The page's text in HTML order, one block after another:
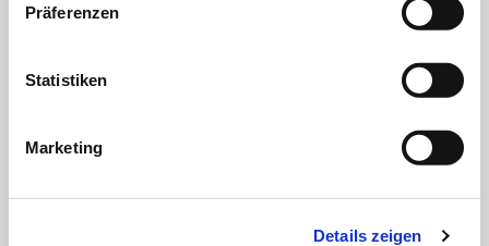
Präferenzen
Statistiken
Marketing
Details zeigen
Um das Online-Angebot der MT im Dialog
sich einmalig mit Ihrer DVTA-Mitglieds- oder